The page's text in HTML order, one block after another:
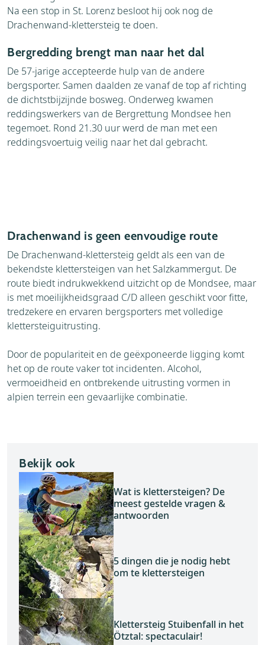
Na een stop in St. Lorenz besloot hij ook nog de
Drachenwand-klettersteig te doen.
Bergredding brengt man naar het dal
De 57-jarige accepteerde hulp van de andere
bergsporter. Samen daalden ze vanaf de top af richting
de dichtstbijzijnde bosweg. Onderweg kwamen
reddingswerkers van de Bergrettung Mondsee hen
tegemoet. Rond 21.30 uur werd de man met een
reddingsvoertuig veilig naar het dal gebracht.
Drachenwand is geen eenvoudige route
De Drachenwand-klettersteig geldt als een van de
bekendste klettersteigen van het Salzkammergut. De
route biedt indrukwekkend uitzicht op de Mondsee, maar
is met moeilijkheidsgraad C/D alleen geschikt voor fitte,
tredzekere en ervaren bergsporters met volledige
klettersteiguitrusting.
Door de populariteit en de geëxponeerde ligging komt
het op de route vaker tot incidenten. Alcohol,
vermoeidheid en ontbrekende uitrusting vormen in
alpien terrein een gevaarlijke combinatie.
Bekijk ook
Wat is klettersteigen? De
meest gestelde vragen &
antwoorden
5 dingen die je nodig hebt
om te klettersteigen
Klettersteig Stuibenfall in het
Ötztal: spectaculair!